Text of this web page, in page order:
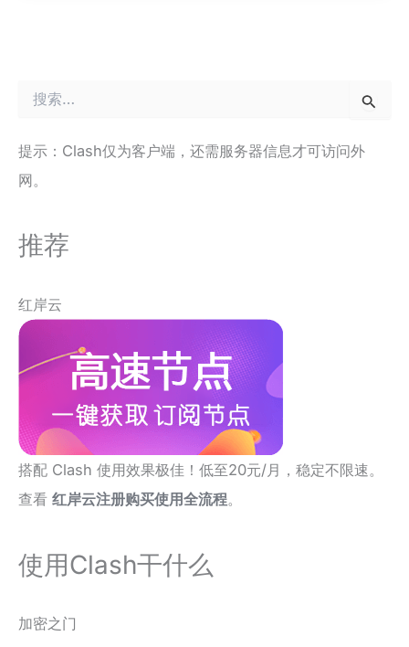
提示：Clash仅为客户端，还需服务器信息才可访问外
网。
推荐
红岸云
搭配 Clash 使用效果极佳！低至20元/月，稳定不限速。
查看 红岸云注册购买使用全流程。
使用Clash干什么
加密之门